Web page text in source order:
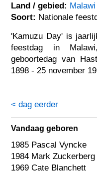
Land / gebied: Malawi
Soort: Nationale
'Kamuzu Day' is
feestdag in
geboortedag van
1898 - 25 november
< dag eerder
Vandaag geboren
1985 Pascal Vyncke
1984 Mark Zuckerberg
1969 Cate Blanchett